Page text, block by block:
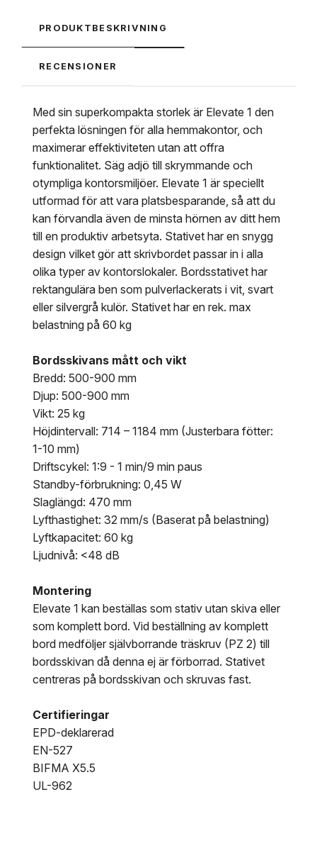
PRODUKTBESKRIVNING
RECENSIONER
Med sin superkompakta storlek är Elevate 1 den
perfekta lösningen för alla hemmakontor, och
maximerar effektiviteten utan att offra
funktionalitet. Säg adjö till skrymmande och
otympliga kontorsmiljöer. Elevate 1 är speciellt
utformad för att vara platsbesparande, så att du
kan förvandla även de minsta hörnen av ditt hem
till en produktiv arbetsyta. Stativet har en snygg
design vilket gör att skrivbordet passar in i alla
olika typer av kontorslokaler. Bordsstativet har
rektangulära ben som pulverlackerats i vit, svart
eller silvergrå kulör. Stativet har en rek. max
belastning på 60 kg
Bordsskivans mått och vikt
Bredd: 500-900 mm
Djup: 500-900 mm
Vikt: 25 kg
Höjdintervall: 714 – 1184 mm (Justerbara fötter:
1-10 mm)
Driftscykel: 1:9 - 1 min/9 min paus
Standby-förbrukning: 0,45 W
Slaglängd: 470 mm
Lyfthastighet: 32 mm/s (Baserat på belastning)
Lyftkapacitet: 60 kg
Ljudnivå: <48 dB
Montering
Elevate 1 kan beställas som stativ utan skiva eller
som komplett bord. Vid beställning av komplett
bord medföljer självborrande träskruv (PZ 2) till
bordsskivan då denna ej är förborrad. Stativet
centreras på bordsskivan och skruvas fast.
Certifieringar
EPD-deklarerad
EN-527
BIFMA X5.5
UL-962